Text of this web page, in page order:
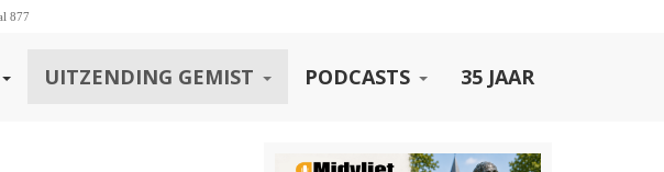
877
UITZENDING GEMIST PODCASTS 35 JAAR